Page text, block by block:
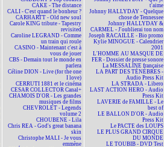
CAKE - The distance
CALI - C'est quand le bonheur ?
CARHARTT - Old new soul
Carole KING tribute - Tapestry
revisited
Caroline LEGRAND - Comme
un train qui roule
CASINO - Maintenant c'est à
vous de jouer
CBS - Demain tout le monde en
parlera
Céline DION - Live (for the one
I love)
CERRUTI 1881 et le cinéma
CESAR COLLECTOR Canal+
CHAMOIS D'OR - Les grandes
musiques de films
CHEVROLET - Legends
volume 2
CHOUBENE - Lila
Chris REA - God's great banana
skin
Christophe MALI - Je vous
emmène
t'aime
Johnny HALLYDAY - Quelque
chose de Tennessee
Johnny HALLYDAY &
CARMEL - J'oublierai ton nom
Joseph RACAILLE - Bio promo
Kylie MINOGUE - Calendrier
2001
L'HOMME AU MASQUE DE
FER - Dossier de presse sonore
La MESSALINE française
LA PART DES TÉNÈBRES -
Audio Press Kit
LA STRADA - Libero
LAST ACTION HERO - Audio
Press Kit
LAVERIE de FAMILLE - Le
best of
LE BALLON D'OR - Audio
Press Kit
Le PACTE des LOUPS
LE PLUS GRAND CIRQUE
DU MONDE
LE TOUBIB - DVD Test